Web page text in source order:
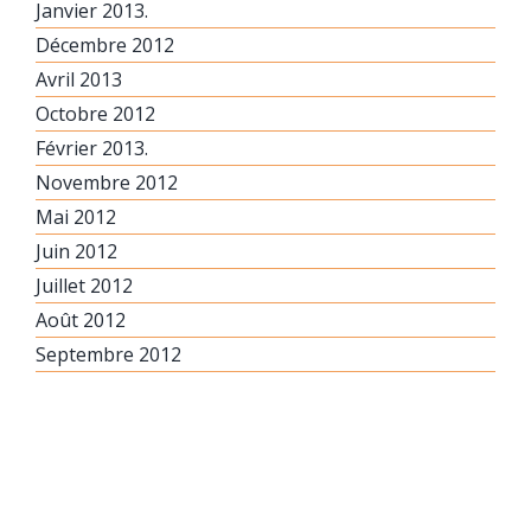
Janvier 2013.
Décembre 2012
Avril 2013
Octobre 2012
Février 2013.
Novembre 2012
Mai 2012
Juin 2012
Juillet 2012
Août 2012
Septembre 2012